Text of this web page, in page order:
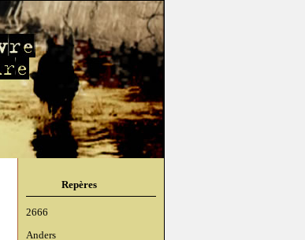
Repères
2666
Anders